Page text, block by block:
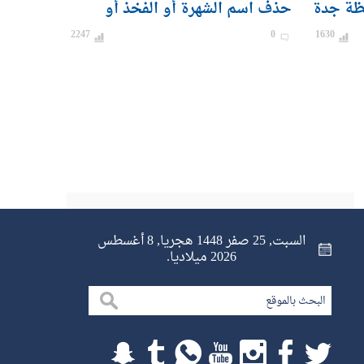
جدة
1630
حذف اسم الشهرة أو الفخذ أو
القبيلة
0
2247
السبت, 25 صفر 1448 هجريا, 8 أغسطس
2026 ميلاديا.